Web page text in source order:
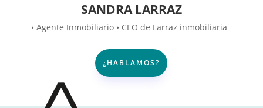
SANDRA LARRAZ
• Agente Inmobiliario • CEO de Larraz inmobiliaria
¿HABLAMOS?